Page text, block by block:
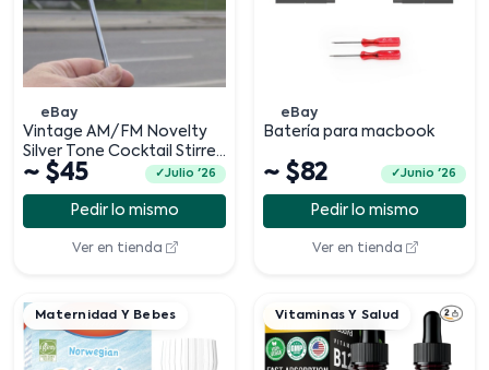
eBay
Vintage AM/FM Novelty
Silver Tone Cocktail Stirrer
Spoon happy and sad face
~ $45 Julio '26
Pedir lo mismo
Ver en tienda
eBay
Batería para macbook
~ $82 Junio '26
Pedir lo mismo
Ver en tienda
Maternidad Y Bebes Vitaminas Y Salud